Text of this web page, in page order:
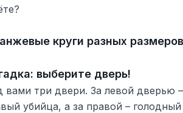
круги разных
выберите дверь!
вами три двери. За левой дверью
убийца, а за правой –